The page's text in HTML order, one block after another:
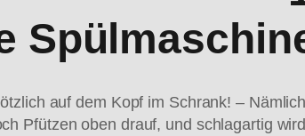
auf dem Kopf im Schrank! –
Pfützen oben drauf, und schlagartig